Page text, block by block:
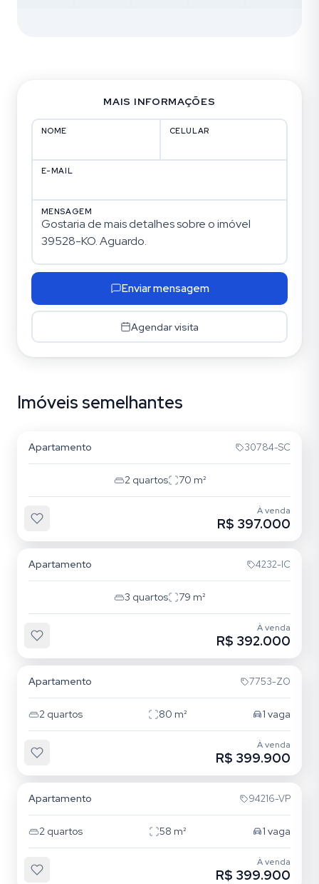
MAIS INFORMAÇÕES
NOME CELULAR
E-MAIL
MENSAGEM
Enviar mensagem
Agendar visita
Imóveis semelhantes
Auxiliadora
Apartamento 30784-SC
2 quartos 70 m²
À venda
R$ 397.000
Apartamento 4232-IC
3 quartos 79 m²
À venda
R$ 392.000
Apartamento 7753-ZO
2 quartos 80 m² 1 vaga
À venda
R$ 399.900
Apartamento 94216-VP
2 quartos 58 m² 1 vaga
À venda
R$ 399.900